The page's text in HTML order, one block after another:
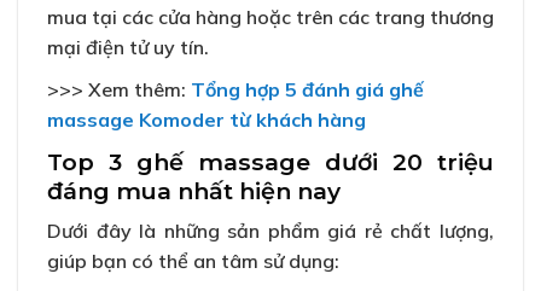
mua tại các cửa hàng hoặc trên các trang thương
mại điện tử uy tín.
>>> Xem thêm: Tổng hợp 5 đánh giá ghế
massage Komoder từ khách hàng
Top 3 ghế massage dưới 20 triệu
đáng mua nhất hiện nay
Dưới đây là những sản phẩm giá rẻ chất lượng,
giúp bạn có thể an tâm sử dụng: